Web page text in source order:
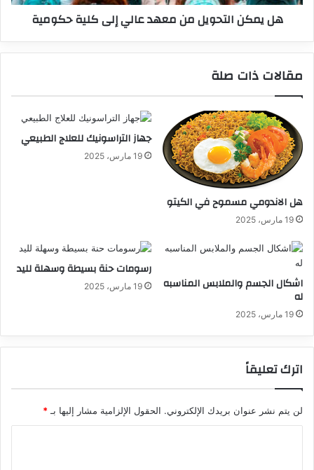
هل يمكن التحويل من معهد عالي إلى كلية حكومية
مقالات ذات صلة
هل الاندومي مسموح في الكيتو
19 مارس، 2025
جهاز التراسونيك للعلاج الطبيعي
19 مارس، 2025
اشكال الجسم والملابس المناسبه
له
19 مارس، 2025
رسومات حنة بسيطة وسهلة لليد
19 مارس، 2025
اترك تعليقاً
لن يتم نشر عنوان بريدك الإلكتروني. الحقول الإلزامية مشار إليها بـ*